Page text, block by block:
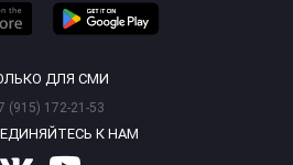
ДЛЯ СМИ
(915) 172-21-53
К НАМ